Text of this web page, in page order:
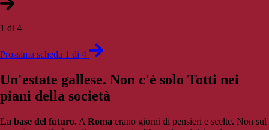
1 di 4
Prossima scheda 1 di 4
Un'estate gallese. Non c'è solo Totti nei
piani della società
La base del futuro. A Roma erano giorni di pensieri e scelte. Non sul